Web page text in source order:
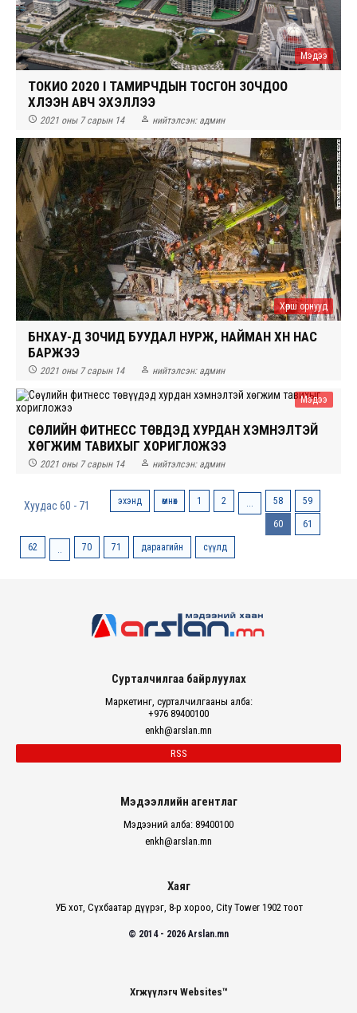
Мэдээ
ТОКИО 2020 I ТАМИРЧДЫН ТОСГОН ЗОЧДОО
ХҮЛЭЭН АВЧ ЭХЭЛЛЭЭ
 2021 оны 7 сарын 14  нийтэлсэн: админ
Хөрш орнууд
БНХАУ-Д ЗОЧИД БУУДАЛ НУРЖ, НАЙМАН ХҮН НАС
БАРЖЭЭ
 2021 оны 7 сарын 14  нийтэлсэн: админ
Мэдээ
СӨҮЛИЙН ФИТНЕСС ТӨВҮҮДЭД ХУРДАН ХЭМНЭЛТЭЙ
ХӨГЖИМ ТАВИХЫГ ХОРИГЛОЖЭЭ
 2021 оны 7 сарын 14  нийтэлсэн: админ
Хуудас 60 - 71 эхэнд өмнөх 1 2 58 59
60 61
62 70 71 дараагийн сүүлд
Сурталчилгаа байрлуулах
Маркетинг, сурталчилгааны алба:
+976 89400100
enkh@arslan.mn
RSS
Мэдээллийн агентлаг
Мэдээний алба: 89400100
enkh@arslan.mn
Хаяг
УБ хот, Сүхбаатар дүүрэг, 8-р хороо, City Tower 1902 тоот
© 2014 - 2026 Arslan.mn
Хөгжүүлэгч Websites™